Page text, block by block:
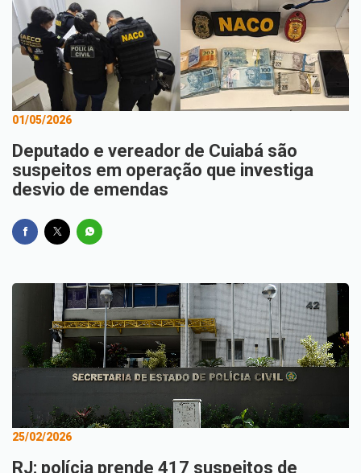
01/05/2026
Deputado e vereador de Cuiabá são
suspeitos em operação que investiga
desvio de emendas
25/02/2026
RJ: polícia prende 417 suspeitos de